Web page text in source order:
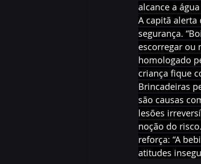
alcance a
A capitã
segurança.
escorregar ou
homologado
criança fique
Brincadeiras
são causas
lesões
noção do
reforça: “A
atitudes